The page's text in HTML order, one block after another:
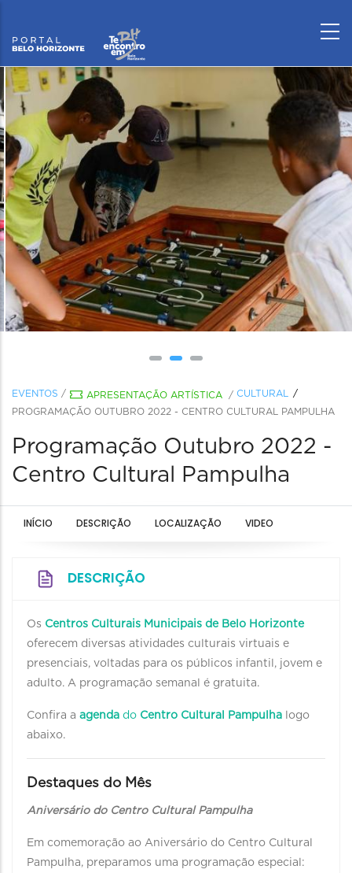
EVENTOS / APRESENTAÇÃO ARTÍSTICA / CULTURAL
PROGRAMAÇÃO OUTUBRO 2022 - CENTRO CULTURAL PAMPULHA
Programação Outubro 2022 -
Centro Cultural Pampulha
INÍCIO DESCRIÇÃO LOCALIZAÇÃO VIDEO
DESCRIÇÃO
Os Centros Culturais Municipais de Belo Horizonte
oferecem diversas atividades culturais virtuais e
presenciais, voltadas para os públicos infantil, jovem e
adulto. A programação semanal é gratuita.
Confira a agenda do Centro Cultural Pampulha logo
abaixo.
Destaques do Mês
Aniversário do Centro Cultural Pampulha
Em comemoração ao Aniversário do Centro Cultural
Pampulha, preparamos uma programação especial: